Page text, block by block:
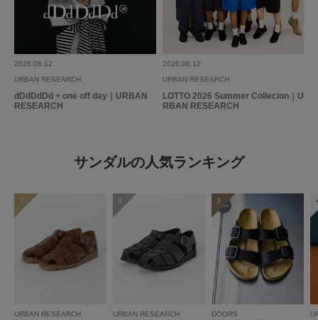
2026.06.12
URBAN RESEARCH
dDdDdDd + one off day｜URBAN
RESEARCH
2026.06.12
URBAN RESEARCH
LOTTO 2026 Summer Collecion｜U
RBAN RESEARCH
サンダルの人気ランキング
1
URBAN RESEARCH
2
URBAN RESEARCH
3
DOORS